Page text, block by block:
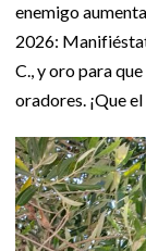
enemigo
2026:
C., y oro para
oradores. ¡Que